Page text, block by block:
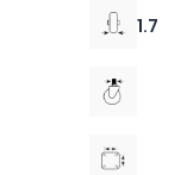
1.7